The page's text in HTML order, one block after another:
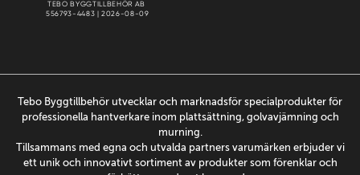
Tebo Byggtillbehör utvecklar och marknadsför specialprodukter för
professionella hantverkare inom plattsättning, golvavjämning och
murning.
Tillsammans med egna och utvalda partners varumärken erbjuder vi
ett unik och innovativt sortiment av produkter som förenklar och